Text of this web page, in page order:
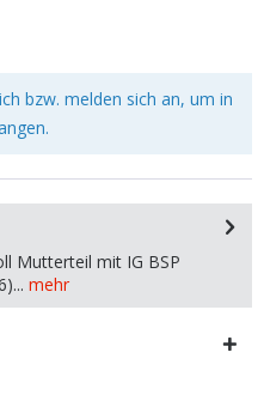
bzw. melden sich an, um in
Mutterteil mit IG BSP
mehr